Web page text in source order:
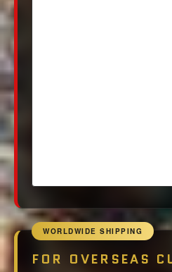
WORLDWIDE SHIPPING
FOR OVERSEAS